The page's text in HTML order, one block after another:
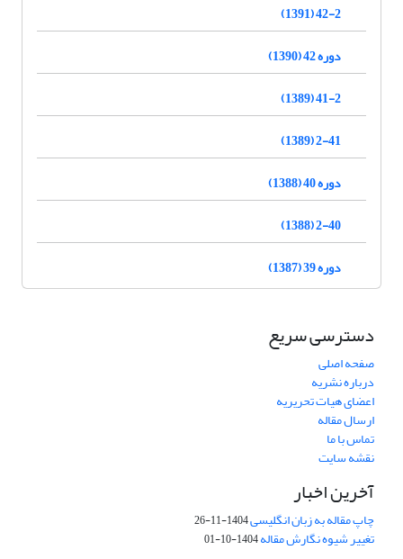
42-2 (1391)
دوره 42 (1390)
41-2 (1389)
2-41 (1389)
دوره 40 (1388)
2-40 (1388)
دوره 39 (1387)
دسترسی سریع
صفحه اصلی
درباره نشریه
اعضای هیات تحریریه
ارسال مقاله
تماس با ما
نقشه سایت
آخرین اخبار
چاپ مقاله به زبان انگلیسی1404-11-26
تغییر شیوه نگارش مقاله1404-10-01